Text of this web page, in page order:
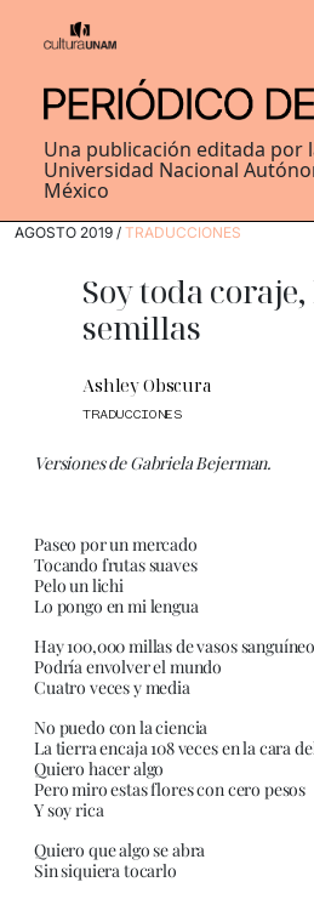
Una publicación editada por
Universidad Nacional
México
AGOSTO 2019 / TRADUCCIONES
Soy toda
semillas
Ashley Obscura
TRADUCCIONES
Versiones de Gabriela Bejerman.
Paseo por un mercado
Tocando frutas suaves
Pelo un lichi
Lo pongo en mi lengua
Hay 100,000 millas de vasos
Podría envolver el mundo
Cuatro veces y media
No puedo con la ciencia
La tierra encaja 108 veces en la cara
Quiero hacer algo
Pero miro estas flores con cero pesos
Y soy rica
Quiero que algo se abra
Sin siquiera tocarlo